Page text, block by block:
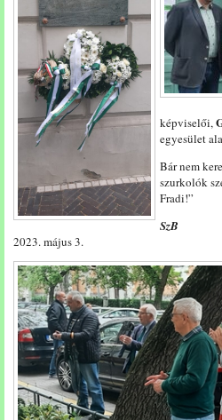
képviselői,
egyesület
Bár nem
szurkolók
Fradi!”
SzB
2023. május 3.